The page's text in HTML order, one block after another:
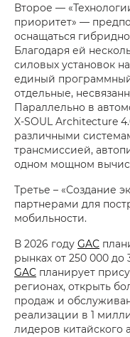
Второе —
приоритет» —
оснащаться
Благодаря ей
силовых установок
единый программный
отдельные,
Параллельно в
X-SOUL Architecture
различными
трансмиссией,
одном мощном
Третье – «Создание
партнерами для
мобильности.
В 2026 году GAC
рынках от 250 000
GAC планирует
регионах, открыть
продаж и
реализации в 1
лидеров китайского